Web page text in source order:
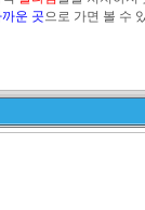
까운 곳으로 가면 볼 수